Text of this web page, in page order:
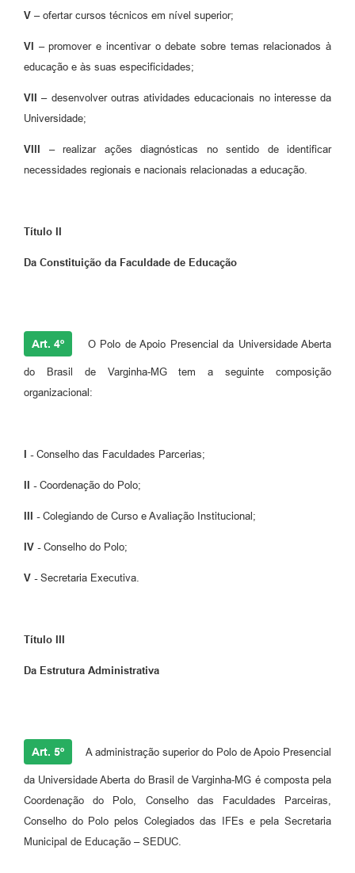
V – ofertar cursos técnicos em nível superior;
VI –promover e incentivar o debate sobre temas relacionados à
educação e às suas especificidades;
VII –desenvolver outras atividades educacionais no interesse da
Universidade;
VIII –realizar ações diagnósticas no sentido de identificar
necessidades regionais e nacionais relacionadas a educação.
Título II
Da Constituição da Faculdade de Educação
Art. 4º O Polo de Apoio Presencial da Universidade Aberta
do Brasil de Varginha-MG tem a seguinte composição
organizacional:
I -Conselho das Faculdades Parcerias;
II -Coordenação do Polo;
III -Colegiando de Curso e Avaliação Institucional;
IV -Conselho do Polo;
V -Secretaria Executiva.
Título III
Da Estrutura Administrativa
Art. 5º A administração superior do Polo de Apoio Presencial
da Universidade Aberta do Brasil de Varginha-MG é composta pela
Coordenação do Polo, Conselho das Faculdades Parceiras,
Conselho do Polo pelos Colegiados das IFEs e pela Secretaria
Municipal de Educação – SEDUC.